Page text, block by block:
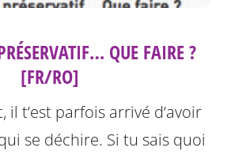
QUE FAIRE ?
[FR/RO]
il t’est parfois arrivé d’avoir
se déchire. Si tu sais quoi